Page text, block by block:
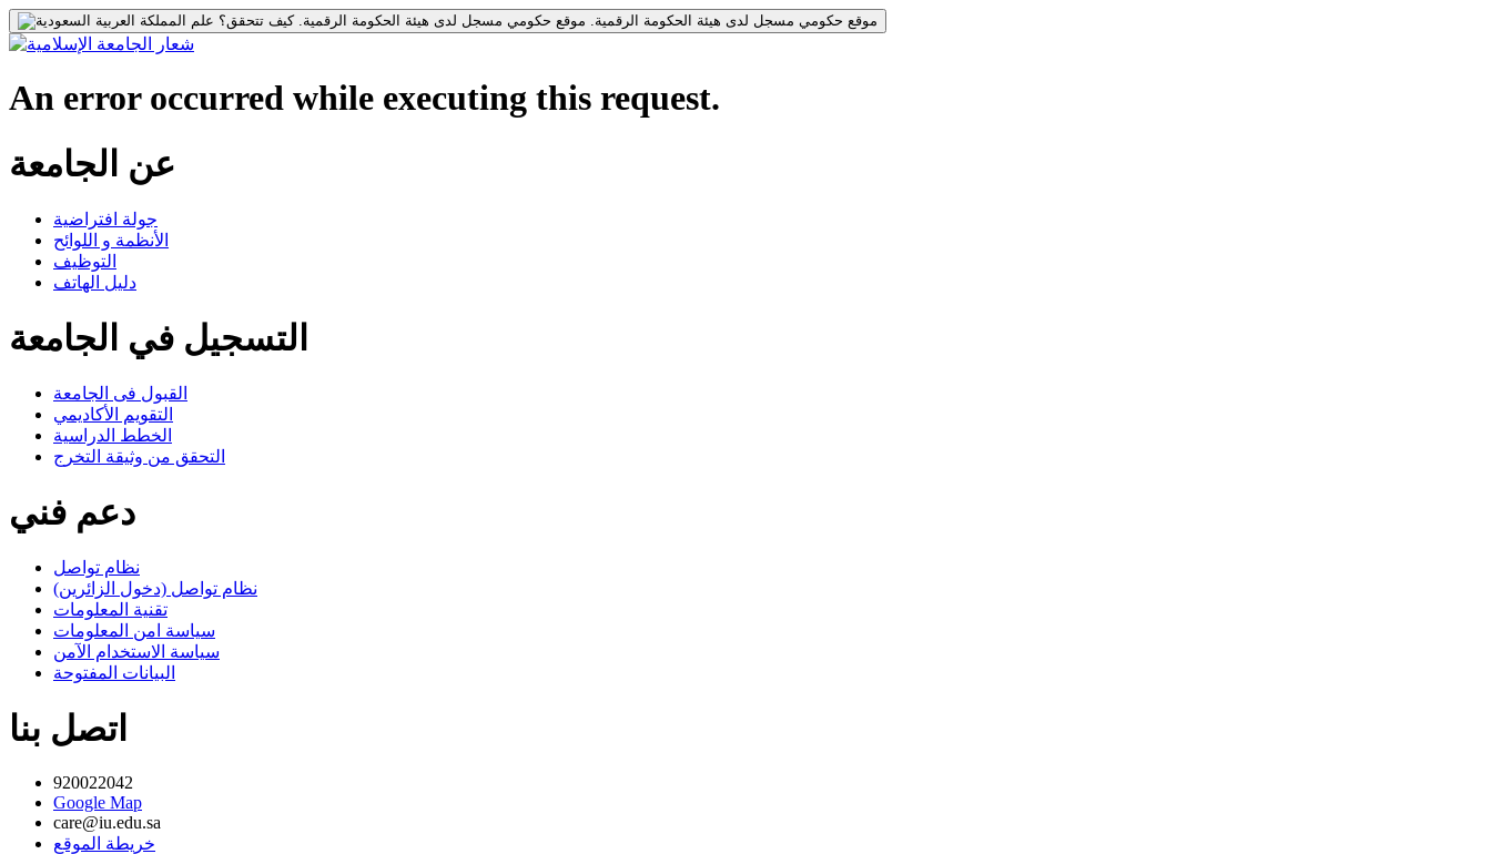
موقع حكومي مسجل لدى هيئة الحكومة الرقمية. موقع حكومي مسجل لدى هيئة الحكومة الرقمية.كيف تتحقق؟
An error occurred while executing this request.
عن الجامعة
جولة افتراضية
الأنظمة و اللوائح
التوظيف
دليل الهاتف
التسجيل في الجامعة
القبول فى الجامعة
التقويم الأكاديمي
الخطط الدراسية
التحقق من وثيقة التخرج
دعم فني
نظام تواصل
نظام تواصل (دخول الزائرين)
تقنية المعلومات
سياسة امن المعلومات
سياسة الاستخدام الآمن
البيانات المفتوحة
اتصل بنا
920022042
Google Map
care@iu.edu.sa
خريطة الموقع